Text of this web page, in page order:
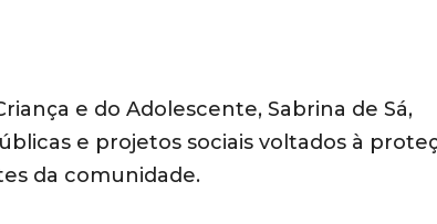
e do Adolescente, Sabrina de Sá,
e projetos sociais voltados à
da comunidade.